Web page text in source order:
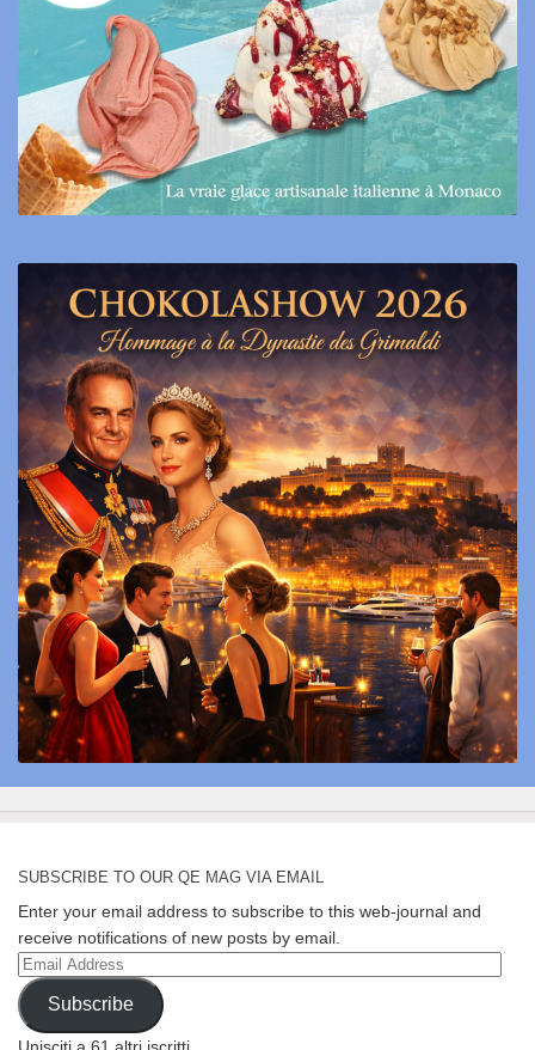
SUBSCRIBE TO OUR QE MAG VIA EMAIL
Enter your email address to subscribe to this web-journal and
receive notifications of new posts by email.
Email
Address
Subscribe
Unisciti a 61 altri iscritti